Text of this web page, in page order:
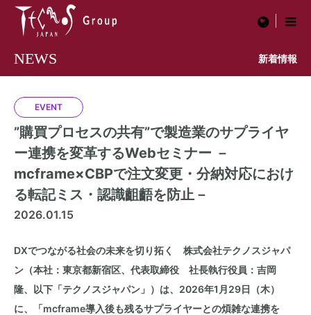
menu
NEWS 新着情報
EVENT
”購買プロセスの共有”で製造業のサプライヤ
ー連携を変革するWebセミナー －
mcframe×CBPで注文変更・分納対応におけ
る転記ミス・認識齟齬を防止－
2026.01.15
DXでつながる社会の未来を切り拓く 株式会社テクノスジャパ
ン（本社：東京都新宿区、代表取締役 社長執行役員：吉岡
隆、以下「テクノスジャパン」）は、 2026年1 月29日（木）
に、「mcframe導入後も残るサプライヤーとの煩雑な連携を